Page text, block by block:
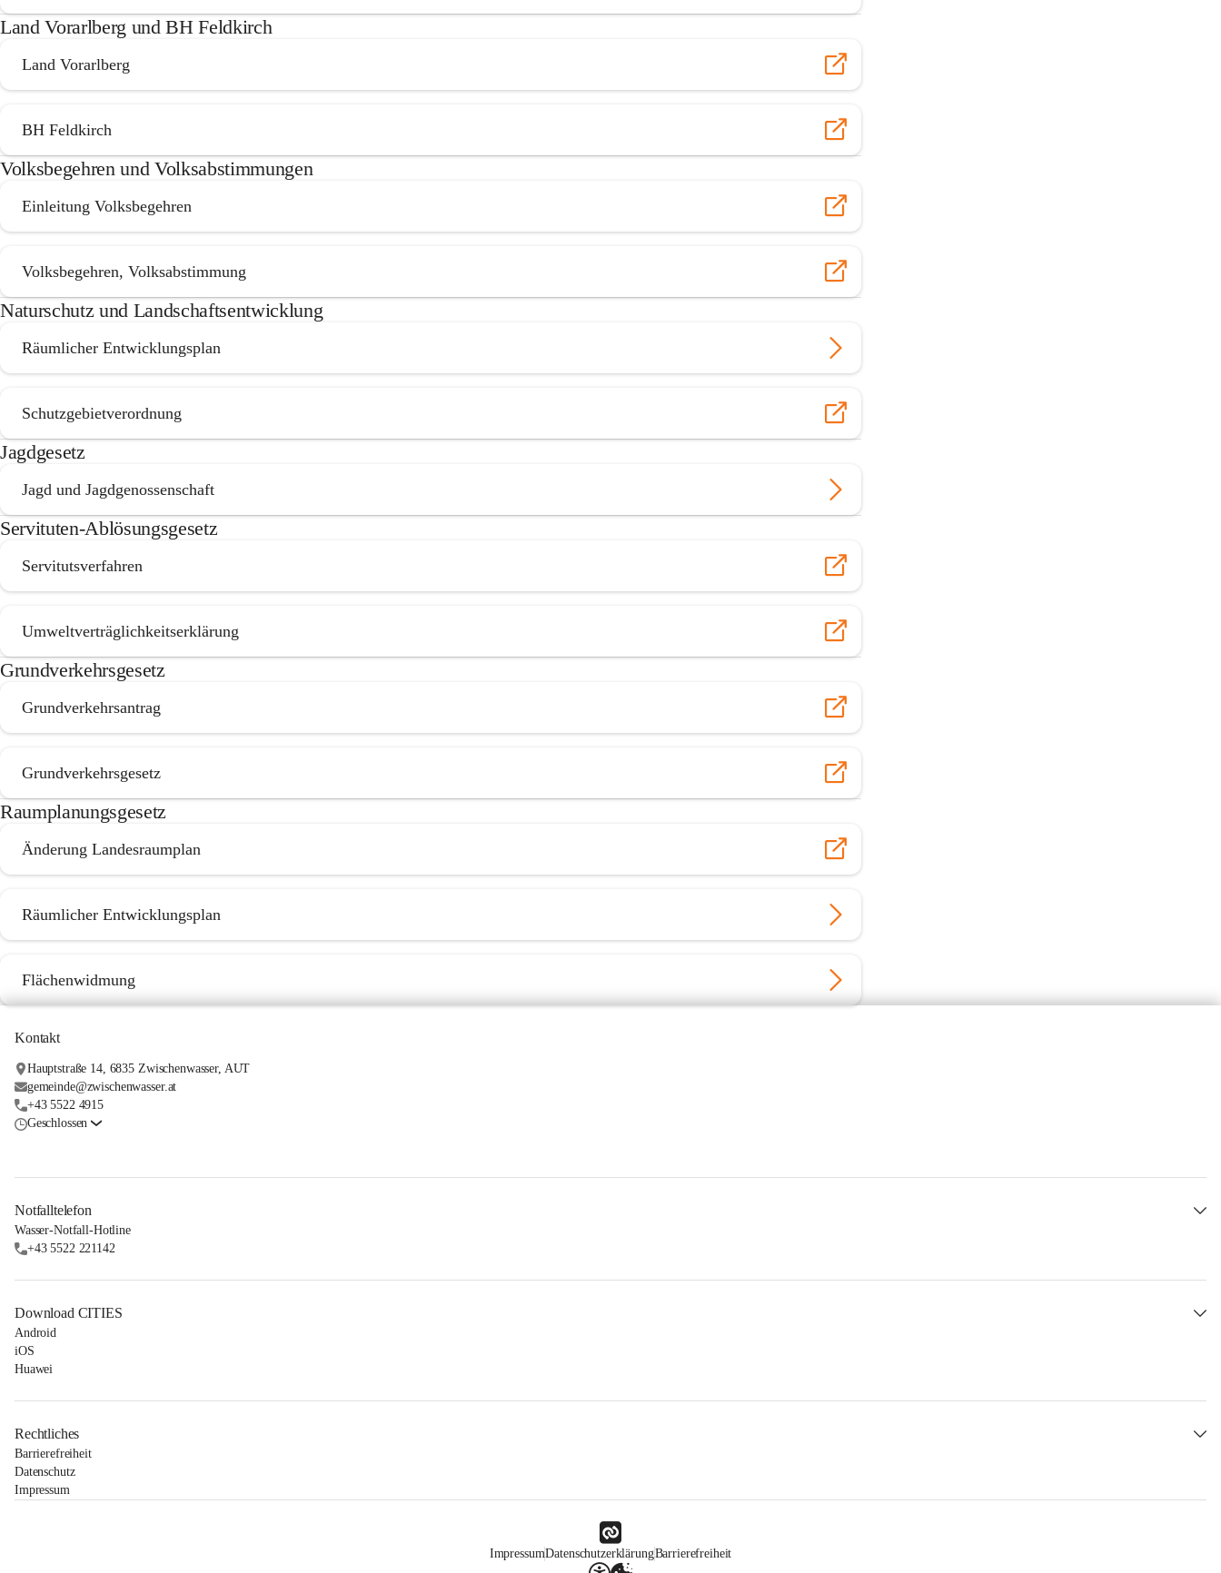
Land Vorarlberg und BH Feldkirch
Land Vorarlberg
BH Feldkirch
Volksbegehren und Volksabstimmungen
Einleitung Volksbegehren
Volksbegehren, Volksabstimmung
Naturschutz und Landschaftsentwicklung
Räumlicher Entwicklungsplan
Schutzgebietverordnung
Jagdgesetz
Jagd und Jagdgenossenschaft
Servituten-Ablösungsgesetz
Servitutsverfahren
Umweltverträglichkeitserklärung
Grundverkehrsgesetz
Grundverkehrsantrag
Grundverkehrsgesetz
Raumplanungsgesetz
Änderung Landesraumplan
Räumlicher Entwicklungsplan
Flächenwidmung
Kontakt
Hauptstraße 14, 6835 Zwischenwasser, AUT
gemeinde@zwischenwasser.at
+43 5522 4915
Geschlossen
Notfalltelefon
Wasser-Notfall-Hotline
+43 5522 221142
Download CITIES
Android
iOS
Huawei
Rechtliches
Barrierefreiheit
Datenschutz
Impressum
ImpressumDatenschutzerklärungBarrierefreiheit